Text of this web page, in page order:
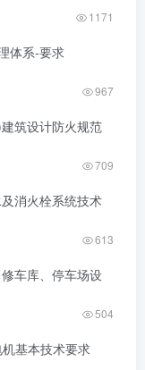
1171
体系-要求
967
筑设计防火规范
709
消火栓系统技术
613
车库、停车场设
504
基本技术要求